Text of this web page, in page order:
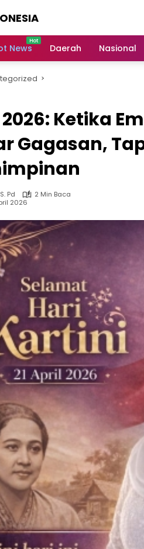
News Daerah Nasional
Ketika
Gagasan,
Pd
2 Min Baca
2026